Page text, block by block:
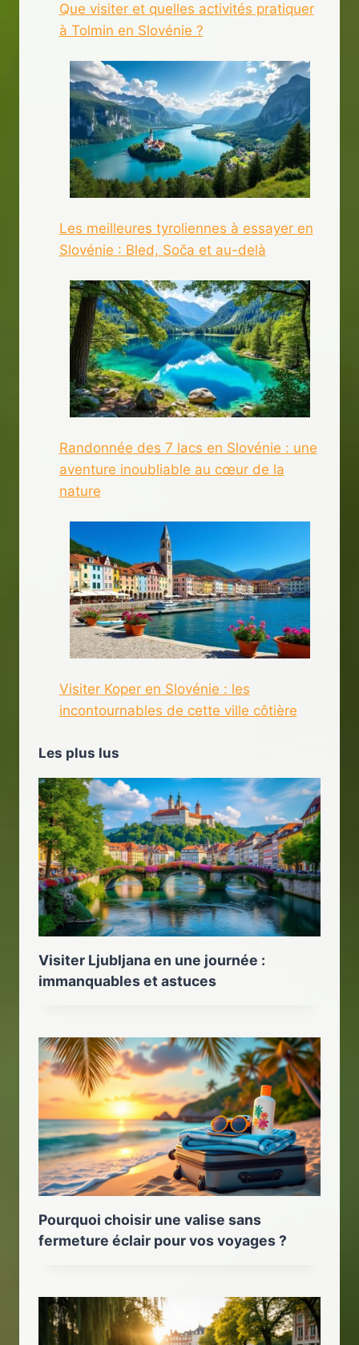
Que visiter et quelles activités pratiquer
à Tolmin en Slovénie ?
Les meilleures tyroliennes à essayer en
Slovénie : Bled, Soča et au-delà
Randonnée des 7 lacs en Slovénie : une
aventure inoubliable au cœur de la
nature
Visiter Koper en Slovénie : les
incontournables de cette ville côtière
Les plus lus
Visiter Ljubljana en une journée :
immanquables et astuces
Pourquoi choisir une valise sans
fermeture éclair pour vos voyages ?